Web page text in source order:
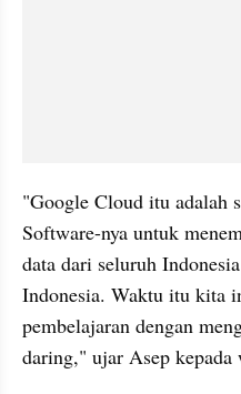
"Google Cloud itu adalah
Software-nya untuk
data dari seluruh
Indonesia. Waktu itu kita
pembelajaran dengan
daring," ujar Asep